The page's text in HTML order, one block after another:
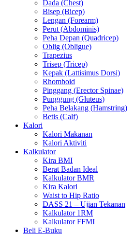
Dada (Chest)
Bisep (Bicep)
Lengan (Forearm)
Perut (Abdominis)
Peha Depan (Quadricep)
Oblig (Obligue)
Trapezius
Trisep (Tricep)
Kepak (Lattisimus Dorsi)
Rhomboid
Pinggang (Erector Spinae)
Punggung (Gluteus)
Peha Belakang (Hamstring)
Betis (Calf)
Kalori
Kalori Makanan
Kalori Aktiviti
Kalkulator
Kira BMI
Berat Badan Ideal
Kalkulator BMR
Kira Kalori
Waist to Hip Ratio
DASS 21 – Ujian Tekanan
Kalkulator 1RM
Kalkulator FFMI
Beli E-Buku